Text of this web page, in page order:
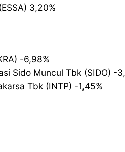
3,20%
-6,98%
Sido Muncul Tbk (SIDO) -
Tbk (INTP) -1,45%